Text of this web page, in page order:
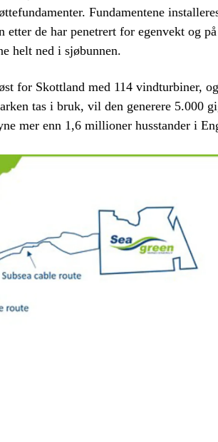
Fundamentene
etter de har penetrert for egenvekt og
helt ned i sjøbunnen.
for Skottland med 114 vindturbiner,
tas i bruk, vil den generere 5.000
mer enn 1,6 millioner husstander i